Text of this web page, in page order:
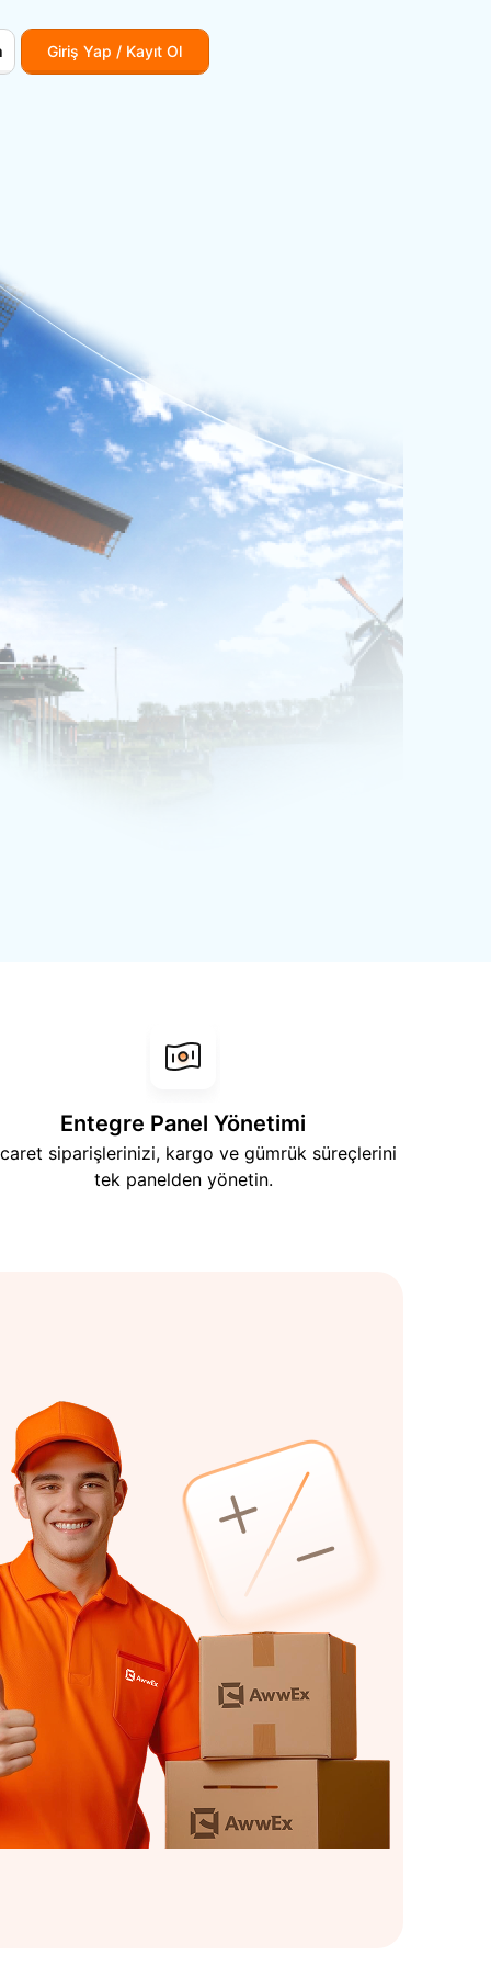
Giriş Yap / Kayıt Ol
Entegre Panel Yönetimi
siparişlerinizi, kargo ve gümrük süreçlerini
tek panelden yönetin.